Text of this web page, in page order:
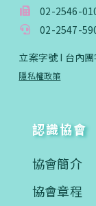
02-2546-
02-2547-
立案字號 I 台內
隱私權政策
認識協會
協會簡介
協會章程